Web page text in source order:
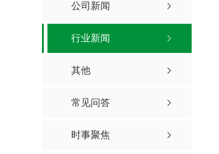
公司新闻
行业新闻
其他
常见问答
时事聚焦